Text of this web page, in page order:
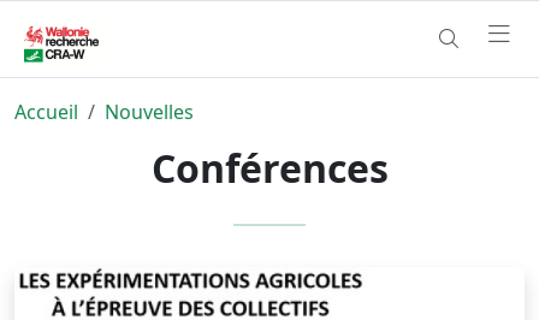
Accueil Nouvelles
Conférences